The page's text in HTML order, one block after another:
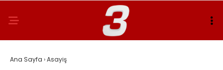
Ana Sayfa ›Asayiş